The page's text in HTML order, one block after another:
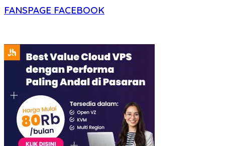
FANSPAGE FACEBOOK